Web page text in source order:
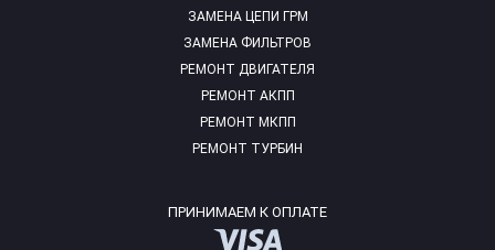
ЗАМЕНА ЦЕПИ ГРМ
ЗАМЕНА ФИЛЬТРОВ
РЕМОНТ ДВИГАТЕЛЯ
РЕМОНТ АКПП
РЕМОНТ МКПП
РЕМОНТ ТУРБИН
ПРИНИМАЕМ К ОПЛАТЕ